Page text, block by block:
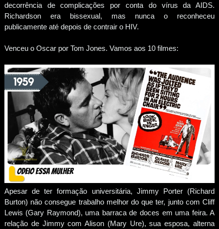
decorrência de complicações por conta do vírus da AIDS.
Richardson era bissexual, mas nunca o reconheceu
publicamente até depois de contrair o HIV.
Venceu o Oscar por Tom Jones. Vamos aos 10 filmes:
Apesar de ter formação universitária, Jimmy Porter (Richard
Burton) não consegue trabalho melhor do que ter, junto com Cliff
Lewis (Gary Raymond), uma barraca de doces em uma feira. A
relação de Jimmy com Alison (Mary Ure), sua esposa, alterna